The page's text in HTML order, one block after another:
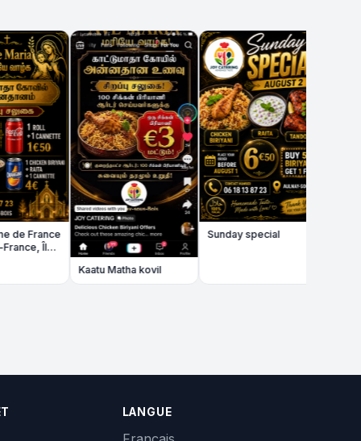
Kaatu Matha kovil
Sunday special
rénovation
LANGUE